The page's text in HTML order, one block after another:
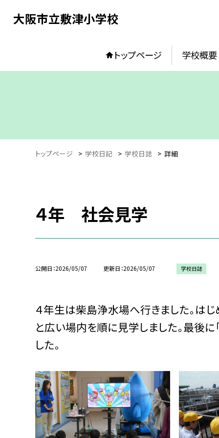
大阪市立敷津小学校
トップページ 学校概要
トップページ > 学校日記 > 学校日誌 > 詳細
４年 社会見学
公開日 2026/05/07 更新日 2026/05/07 学校日誌
４年生は柴島浄水場へ行きました。は
と広い場内を順に見学しました。最後
した。